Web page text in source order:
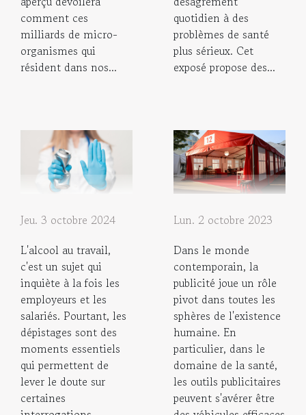
comment ces
milliards de micro-
organismes qui
résident dans nos...
quotidien à des
problèmes de santé
plus sérieux. Cet
exposé propose des...
Jeu. 3 octobre 2024
L'alcool au travail,
c'est un sujet qui
inquiète à la fois les
employeurs et les
salariés. Pourtant, les
dépistages sont des
moments essentiels
qui permettent de
lever le doute sur
certaines
Lun. 2 octobre 2023
Dans le monde
contemporain, la
publicité joue un rôle
pivot dans toutes les
sphères de l'existence
humaine. En
particulier, dans le
domaine de la santé,
les outils publicitaires
peuvent s'avérer être